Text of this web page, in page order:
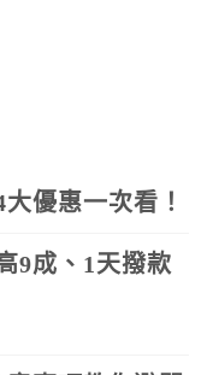
優惠一次看！
9成、1天撥款